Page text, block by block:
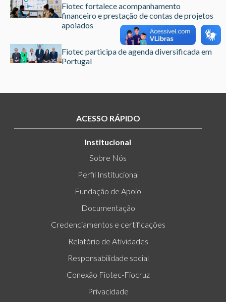
Fiotec fortalece acompanhamento
financeiro e prestação de contas de projetos
apoiados
Fiotec participa de agenda diversificada em
Portugal
ACESSO RÁPIDO
Institucional
Sobre Nós
Perfil Institucional
Fundação de Apoio
Documentação
Credenciamentos e certificações
Relatório de Atividades
Responsabilidade social
Conexão Fiotec-Fiocruz
Privacidade